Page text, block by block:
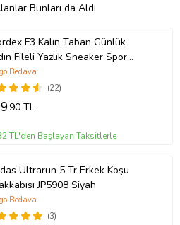
Bunları da Aldı
F3 Kalın Taban Günlük
Fileli Yazlık Sneaker Spor
(Beyaz)
(22)
Bedava
,90 TL
TL'den Başlayan Taksitlerle
Ultrarun 5 Tr Erkek Koşu
JP5908 Siyah
(3)
Bedava